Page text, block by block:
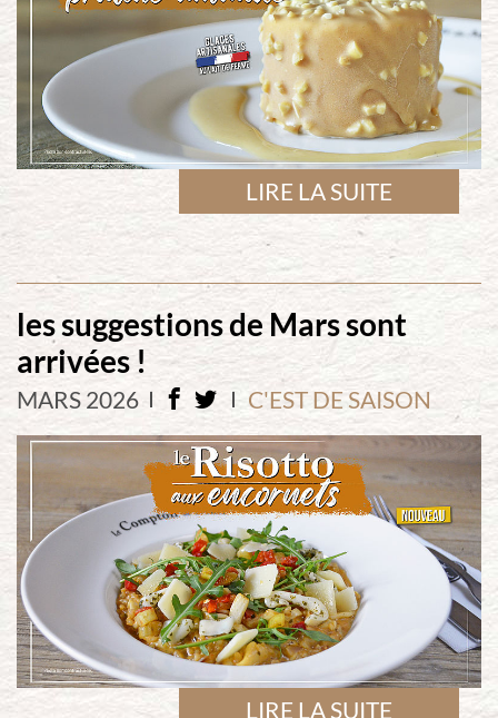
LIRE LA SUITE
les suggestions de Mars sont
arrivées !
MARS 2026 C'EST DE SAISON
LIRE LA SUITE